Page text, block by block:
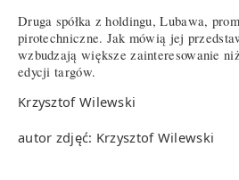
Druga spółka z holdingu, Lubawa,
pirotechniczne. Jak mówią jej
wzbudzają większe zainteresowanie
edycji targów.
Krzysztof Wilewski
autor zdjęć: Krzysztof Wilewski